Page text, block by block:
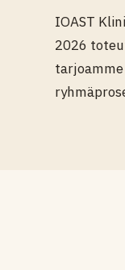
IOAST
2026